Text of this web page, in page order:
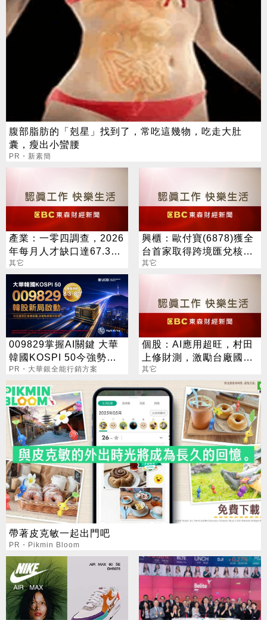
腹部脂肪的「剋星」找到了，常吃這幾物，吃走大肚
囊，瘦出小蠻腰
PR・新素簡
產業：一零四調查，2026
年每月人才缺口達67.3萬
人，供需比僅0.28，缺工
嚴峻
其它
興櫃：歐付寶(6878)獲全
台首家取得跨境匯兌核
準，打造移工生活金融生
其它
009829掌握AI關鍵 大華
韓國KOSPI 50今強勢開
募
PR・大華銀全能行銷方案
個股：AI應用超旺，村田
上修財測，激勵台廠國巨
*、華新科等股價歡慶亮燈
其它
帶著皮克敏一起出門吧
PR・Pikmin Bloom